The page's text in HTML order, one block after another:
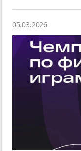
05.03.2026